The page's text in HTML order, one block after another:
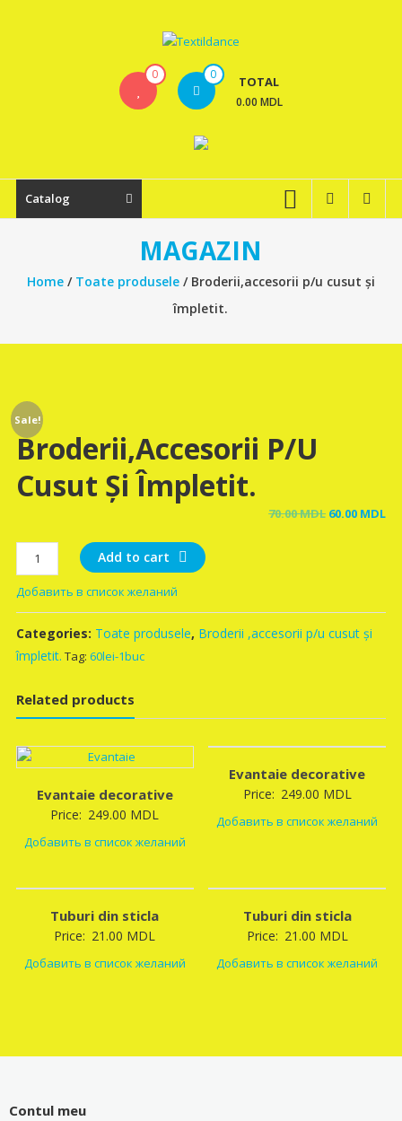
Textildance.md
0 0 TOTAL
0.00 MDL
Catalog
MAGAZIN
Home/ Toate produsele/ Broderii,accesorii p/u cusut și
împletit.
Sale!
Broderii,accesorii P/u
Cusut Și Împletit.
70.00MDL Original
60.00 MDL
Broderii,accesorii
p/u
cusut
și
împletit.
quantity
Add to cart
Добавить в список желаний
Categories: Toate produsele, Broderii ,accesorii p/u cusut și
împletit. Tag: 60lei-1buc
Related products
Evantaie decorative
Price: 249.00 MDL
Добавить в список желаний
Evantaie decorative
Price: 249.00 MDL
Добавить в список желаний
Tuburi din sticla
Price: 21.00 MDL
Добавить в список желаний
Tuburi din sticla
Price: 21.00 MDL
Добавить в список желаний
Contul meu